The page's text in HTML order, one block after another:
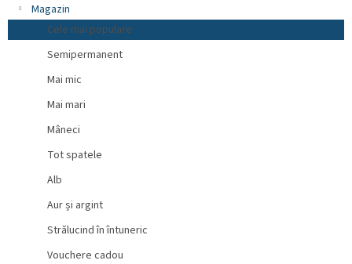
Magazin
Cele mai populare
Semipermanent
Mai mic
Mai mari
Mâneci
Tot spatele
Alb
Aur și argint
Strălucind în întuneric
Vouchere cadou